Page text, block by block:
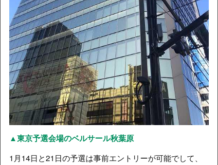
▲東京予選会場のベルサール秋葉原
1月14日と21日の予選は事前エントリーが可能でして、